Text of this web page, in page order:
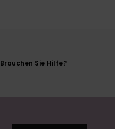
Brauchen Sie Hilfe?